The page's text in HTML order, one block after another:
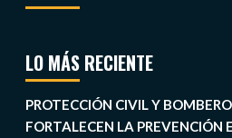
LO MÁS RECIENTE
PROTECCIÓN CIVIL Y
FORTALECEN LA PREVENCIÓN